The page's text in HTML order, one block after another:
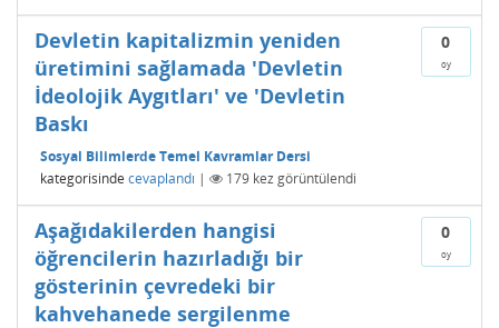
0
oy
Devletin kapitalizmin yeniden
üretimini sağlamada 'Devletin
İdeolojik Aygıtları' ve 'Devletin
Baskı
Sosyal Bilimlerde Temel Kavramlar Dersi
kategorisinde cevaplandı | 179 kez görüntülendi
0
oy
Aşağıdakilerden hangisi
öğrencilerin hazırladığı bir
gösterinin çevredeki bir
kahvehanede sergilenme